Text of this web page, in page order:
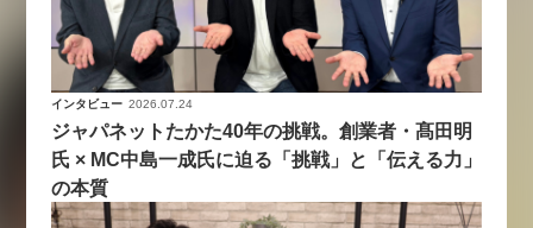
インタビュー 2026.07.24
ジャパネットたかた40年の挑戦。創業者・髙田明
氏 × MC中島一成氏に迫る「挑戦」と「伝える力」
の本質